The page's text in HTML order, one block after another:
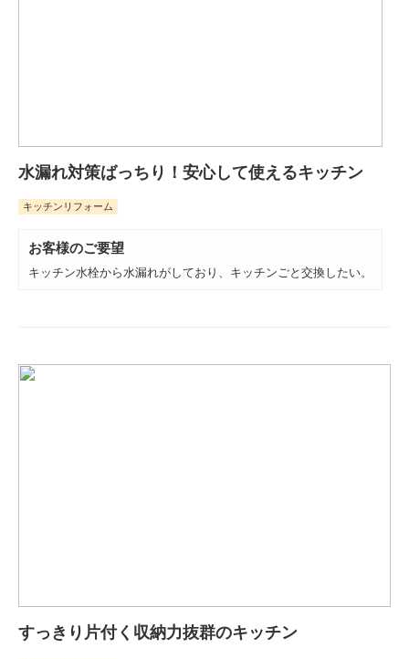
水漏れ対策ばっちり！安心して使えるキッチン
キッチンリフォーム
お客様のご要望
キッチン水栓から水漏れがしており、キッチンごと交換したい。
すっきり片付く収納力抜群のキッチン